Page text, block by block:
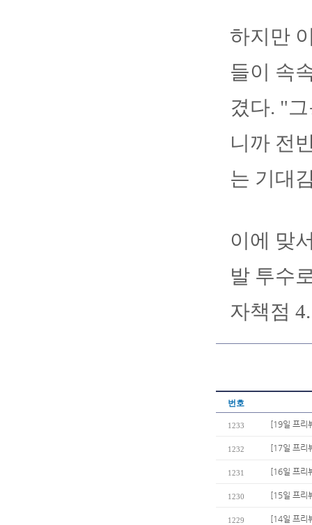
하지만
들이 속
겼다. "
니까 전
는 기대
이에 맞
발 투수
자책점
번호
1233 [19일 프리
1232 [17일 프리
1231 [16일 프리
1230 [15일 프리
1229 [14일 프리